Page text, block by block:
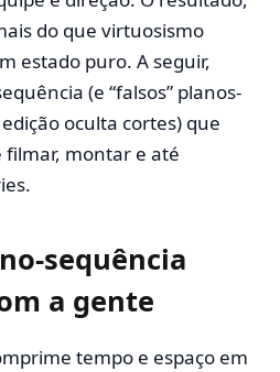
do que virtuosismo
estado puro. A seguir,
(e “falsos” planos-
oculta cortes) que
montar e até
sequência
a gente
tempo e espaço em